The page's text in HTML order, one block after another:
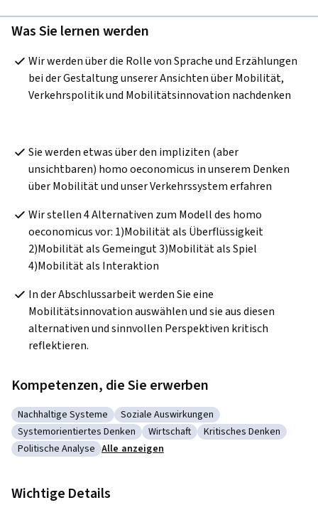
Was Sie lernen werden
Wir werden über die Rolle von Sprache und Erzählungen
bei der Gestaltung unserer Ansichten über Mobilität,
Verkehrspolitik und Mobilitätsinnovation nachdenken
Sie werden etwas über den impliziten (aber
unsichtbaren) homo oeconomicus in unserem Denken
über Mobilität und unser Verkehrssystem erfahren
Wir stellen 4 Alternativen zum Modell des homo
oeconomicus vor: 1)Mobilität als Überflüssigkeit
2)Mobilität als Gemeingut 3)Mobilität als Spiel
4)Mobilität als Interaktion
In der Abschlussarbeit werden Sie eine
Mobilitätsinnovation auswählen und sie aus diesen
alternativen und sinnvollen Perspektiven kritisch
reflektieren.
Kompetenzen, die Sie erwerben
Kategorie: Nachhaltige Systeme
Nachhaltige Systeme Kategorie: Soziale Auswirkungen
Soziale Auswirkungen
Kategorie: Systemorientiertes Denken
Systemorientiertes Denken Kategorie: Wirtschaft
Wirtschaft Kategorie: Kritisches
Kritisches Denken
Kategorie: Politische Analyse
Politische Analyse Alle anzeigen
Wichtige Details